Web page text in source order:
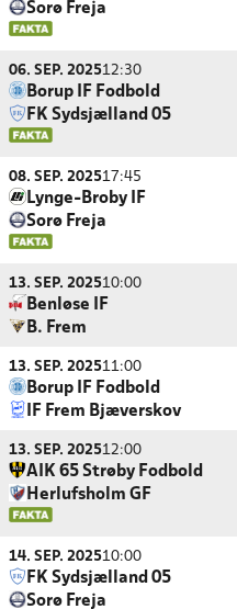
Sorø Freja
06. SEP. 202512:30
Borup IF Fodbold
FK Sydsjælland 05
08. SEP. 202517:45
Lynge-Broby IF
Sorø Freja
13. SEP. 202510:00
Benløse IF
B. Frem
13. SEP. 202511:00
Borup IF Fodbold
IF Frem Bjæverskov
13. SEP. 202512:00
AIK 65 Strøby Fodbold
Herlufsholm GF
14. SEP. 202510:00
FK Sydsjælland 05
Sorø Freja